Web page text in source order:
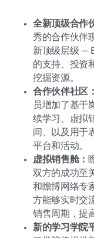
全新顶级合作
秀的合作伙伴
新顶级层级 —
的支持、投资
挖掘资源。
合作伙伴社区：
员增加了基于
续学习、虚拟
间、以及用于
平台和活动。
虚拟销售舱：
双方的成功至
和瞻博网络专
方能够实时交
销售周期，提
新的学习学院